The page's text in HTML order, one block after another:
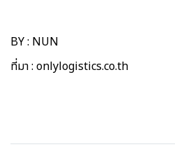
BY : NUN
ที่มา : onlylogistics.co.th